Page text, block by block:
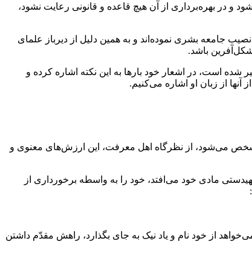
و در بهره‌برداری از آن هیچ قاعده و قانونی رعایت نشود،
جامعه‌ بشری نموده‌اند و به همین دلیل از دیرباز علمای
باشد.
است، در اشعار خود بارها به این نکته اشاره کرده و
از زبان او اشاره می‌کنیم.
می‌شود، از نظرگاه اهل معرفت، این ارزش‌های معنوی و
مادی خود می‌افتد، خود را به واسطه برخورداری از
از خود نام و یاد نیک به جای بگذارد، راهش مقدّم داشتن